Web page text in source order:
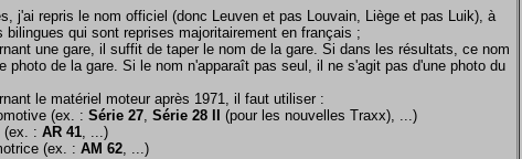
j'ai repris le nom officiel (donc Leuven et pas Louvain, Liège et pas Luik), à
bilingues qui sont reprises majoritairement en français ;
une gare, il suffit de taper le nom de la gare. Si dans les résultats, ce nom
photo de la gare. Si le nom n'apparaît pas seul, il ne s'agit pas d'une photo du
le matériel moteur après 1971, il faut utiliser :
(ex. : Série 27 Série 28 II
(pour les nouvelles Traxx), ...)
(ex. : AR 41 , ...)
(ex. : AM 62 , ...)